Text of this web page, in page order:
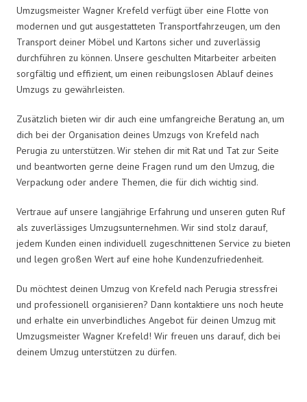
Umzugsmeister Wagner Krefeld verfügt über eine Flotte von
modernen und gut ausgestatteten Transportfahrzeugen, um den
Transport deiner Möbel und Kartons sicher und zuverlässig
durchführen zu können. Unsere geschulten Mitarbeiter arbeiten
sorgfältig und effizient, um einen reibungslosen Ablauf deines
Umzugs zu gewährleisten.
Zusätzlich bieten wir dir auch eine umfangreiche Beratung an, um
dich bei der Organisation deines Umzugs von Krefeld nach
Perugia zu unterstützen. Wir stehen dir mit Rat und Tat zur Seite
und beantworten gerne deine Fragen rund um den Umzug, die
Verpackung oder andere Themen, die für dich wichtig sind.
Vertraue auf unsere langjährige Erfahrung und unseren guten Ruf
als zuverlässiges Umzugsunternehmen. Wir sind stolz darauf,
jedem Kunden einen individuell zugeschnittenen Service zu bieten
und legen großen Wert auf eine hohe Kundenzufriedenheit.
Du möchtest deinen Umzug von Krefeld nach Perugia stressfrei
und professionell organisieren? Dann kontaktiere uns noch heute
und erhalte ein unverbindliches Angebot für deinen Umzug mit
Umzugsmeister Wagner Krefeld! Wir freuen uns darauf, dich bei
deinem Umzug unterstützen zu dürfen.